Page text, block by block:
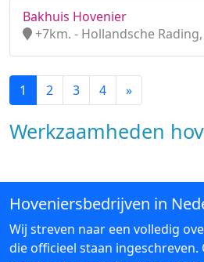
Bakhuis Hovenier
+7km. - Hollandsche
1 2 3 4 »
Werkzaamheden
Hoveniersbedrijven in
Wij streven naar een volledig
die officieel staan ingeschreven.